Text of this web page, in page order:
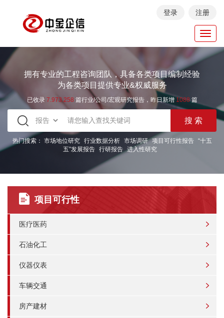
登录 注册
拥有专业的工程咨询团队，具备各类项目编制经验
为各类项目提供专业&权威服务
已收录 7.973.258 篇行业/公司/宏观研究报告，昨日新增 1088篇
热门搜索： 市场地位研究 行业数据分析 市场调研 项目可行性报告
“十五
五”发展报告 行研报告 进入性研究
项目可行性
医疗医药
石油化工
仪器仪表
车辆交通
房产建材